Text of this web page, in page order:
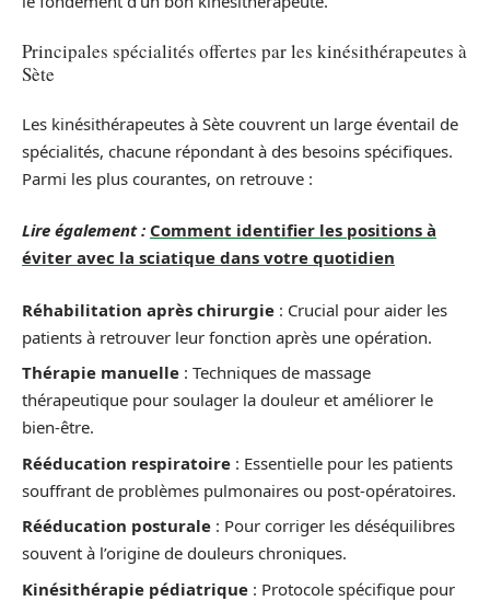
Principales spécialités offertes par les kinésithérapeutes à
Sète
Les kinésithérapeutes à Sète couvrent un large éventail de
spécialités, chacune répondant à des besoins spécifiques.
Parmi les plus courantes, on retrouve :
Lire également : Comment identifier les positions à
éviter avec la sciatique dans votre quotidien
Réhabilitation après chirurgie : Crucial pour aider les
patients à retrouver leur fonction après une opération.
Thérapie manuelle : Techniques de massage
thérapeutique pour soulager la douleur et améliorer le
bien-être.
Rééducation respiratoire : Essentielle pour les patients
souffrant de problèmes pulmonaires ou post-opératoires.
Rééducation posturale : Pour corriger les déséquilibres
souvent à l’origine de douleurs chroniques.
Kinésithérapie pédiatrique : Protocole spécifique pour